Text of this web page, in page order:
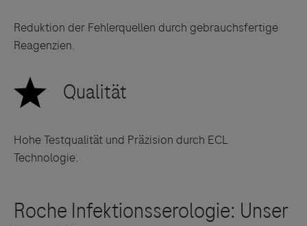
Reduktion der Fehlerquellen durch gebrauchsfertige
Reagenzien.
Hohe Testqualität und Präzision durch ECL
Technologie.